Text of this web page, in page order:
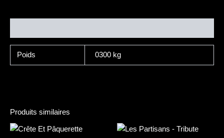
Poids 0300 kg
Produits similaires